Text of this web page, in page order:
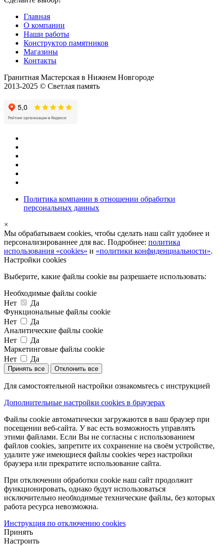
Главная
О компании
Наши работы
Конструктор памятников
Магазины
Контакты
Гранитная Мастерская в Нижнем Новгороде
2013-2025 © Светлая память
Политика компании в отношении обработки
персональных данных
×
Мы обрабатываем cookies, чтобы сделать наш сайт удобнее и
персонализированнее для вас. Подробнее: политика
использования «cookies» и «политики конфиденциальности».
Настройки cookies
Выберите, какие файлы cookie вы разрешаете использовать:
Необходимые файлы cookie
Нет
Да
Функциональные файлы cookie
Нет
Да
Аналитические файлы cookie
Нет
Да
Маркетинговые файлы cookie
Нет
Да
Принять все Отклонить все
Для самостоятельной настройки ознакомьтесь с инструкцией
Дополнительные настройки cookies в браузерах
Файлы cookie автоматически загружаются в ваш браузер при
посещении веб-сайта. У вас есть возможность управлять
этими файлами. Если Вы не согласны с использованием
файлов cookies, запретите их сохранение на своём устройстве,
удалите уже имеющиеся файлы cookies через настройки
браузера или прекратите использование сайта.
При отключении обработки cookie наш сайт продолжит
функционировать, однако будут использоваться
исключительно необходимые технические файлы, без которых
работа ресурса невозможна.
Инструкция по отключению cookies
Принять
Настроить